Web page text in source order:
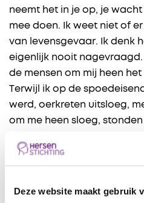
Deze website maakt gebruik
neemt het in je op, je
mee doen. Ik weet niet of
van levensgevaar. Ik denk
eigenlijk nooit
de mensen om mij heen
Terwijl ik op de
werd, oerkreten uitsloeg,
om me heen sloeg,
af te wachten.
mijn vriendin die als eerste